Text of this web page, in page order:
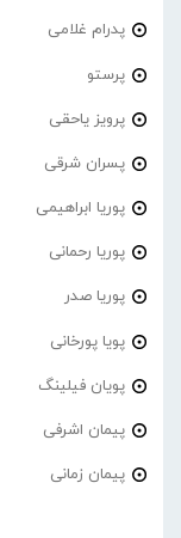
پدرام غلامی
پرستو
پرویز یاحقی
پسران شرقی
پوریا ابراهیمی
پوریا رحمانی
پوریا صدر
پویا پورخانی
پویان فیلینگ
پیمان اشرفی
پیمان زمانی